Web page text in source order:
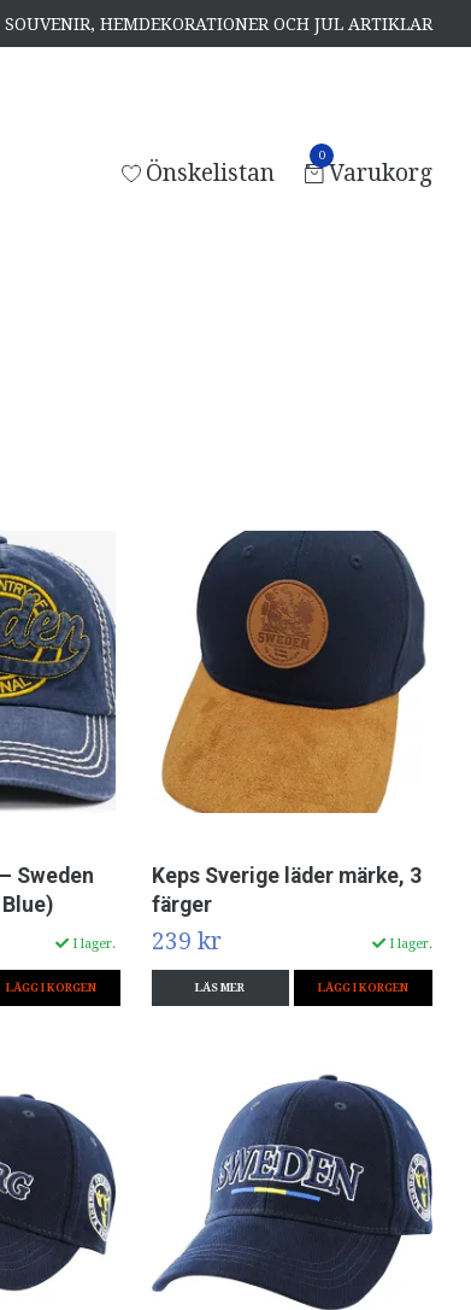
HEMDEKORATIONER OCH JUL ARTIKLAR
Önskelistan
0
Varukorg
Sweden
I lager.
Keps Sverige läder märke, 3
färger
239 kr I lager.
LÄS MER LÄGG I KORGEN